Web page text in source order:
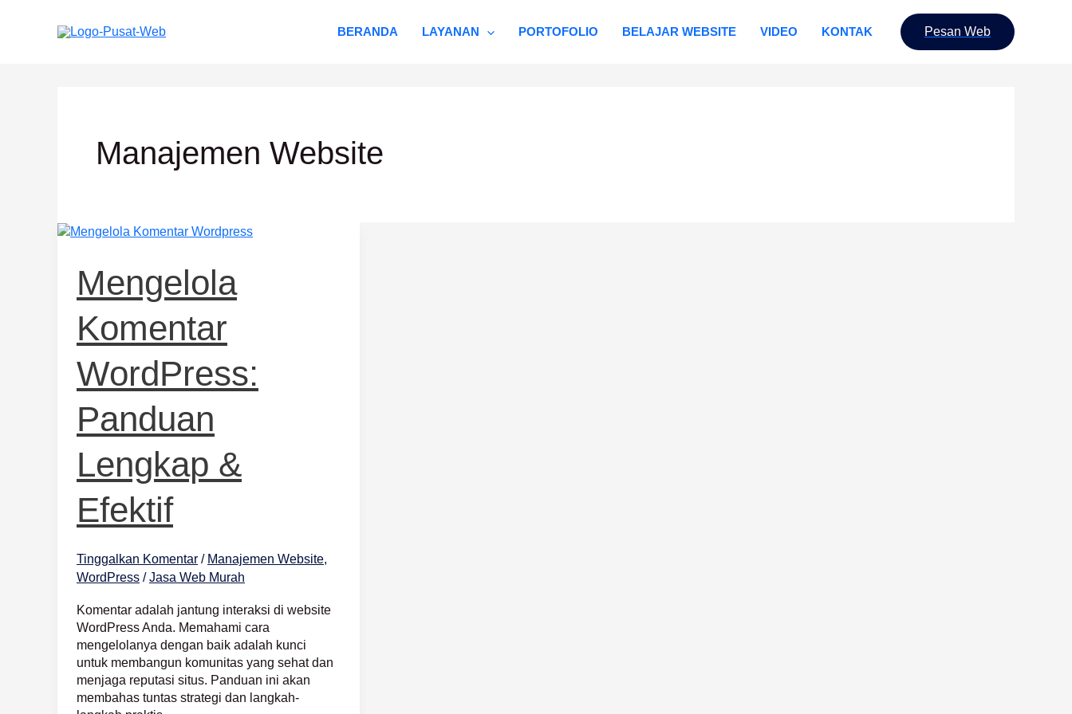
BERANDA LAYANAN PORTOFOLIO BELAJAR WEBSITE VIDEO KONTAK Pesan Web
Manajemen Website
Mengelola
Komentar
WordPress:
Panduan
Lengkap &
Efektif
Tinggalkan Komentar / Manajemen Website,
WordPress /Jasa Web Murah
Komentar adalah jantung interaksi di website
WordPress Anda. Memahami cara
mengelolanya dengan baik adalah kunci
untuk membangun komunitas yang sehat dan
menjaga reputasi situs. Panduan ini akan
membahas tuntas strategi dan langkah-
Mengelola
Panduan
Lengkap
&
Efektif